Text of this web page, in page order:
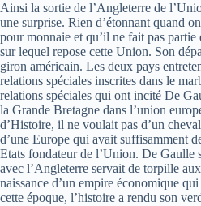
Ainsi la sortie de l’Angleterre de
une surprise. Rien d’étonnant quand
pour monnaie et qu’il ne fait pas partie
sur lequel repose cette Union. Son
giron américain. Les deux pays
relations spéciales inscrites dans le
relations spéciales qui ont incité De
la Grande Bretagne dans l’union
d’Histoire, il ne voulait pas d’un
d’une Europe qui avait suffisamment
Etats fondateur de l’Union. De Gaulle
avec l’Angleterre servait de torpille
naissance d’un empire économique
cette époque, l’histoire a rendu son